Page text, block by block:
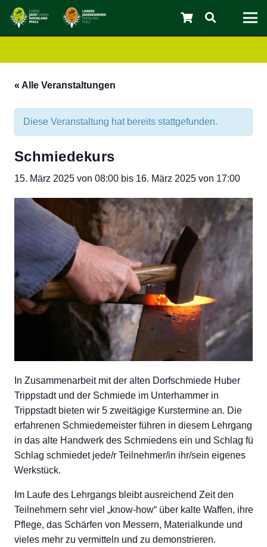
« Alle Veranstaltungen
Diese Veranstaltung hat bereits stattgefunden.
Schmiedekurs
15. März 2025 von 08:00 bis 16. März 2025 von 17:00
In Zusammenarbeit mit der alten Dorfschmiede Huber
Trippstadt und der Schmiede im Unterhammer in
Trippstadt bieten wir 5 zweitägige Kurstermine an. Die
erfahrenen Schmiedemeister führen in diesem Lehrgang
in das alte Handwerk des Schmiedens ein und Schlag für
Schlag schmiedet jede/r Teilnehmer/in ihr/sein eigenes
Werkstück.
Im Laufe des Lehrgangs bleibt ausreichend Zeit den
Teilnehmern sehr viel „know-how“ über kalte Waffen, ihre
Pflege, das Schärfen von Messern, Materialkunde und
vieles mehr zu vermitteln und zu demonstrieren.